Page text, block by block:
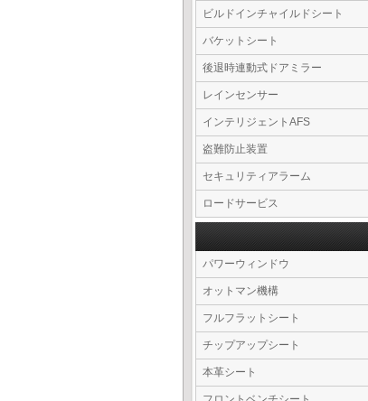
ビルドインチャイルドシート
バケットシート
後退時連動式ドアミラー
レインセンサー
インテリジェントAFS
盗難防止装置
セキュリティアラーム
ロードサービス
パワーウィンドウ
オットマン機構
フルフラットシート
チップアップシート
本革シート